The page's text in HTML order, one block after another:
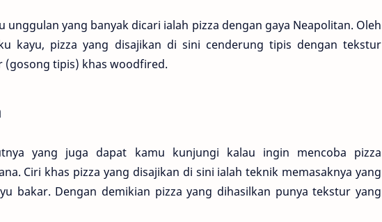
unggulan yang banyak dicari ialah pizza dengan gaya Neapolitan. Oleh
kayu, pizza yang disajikan di sini cenderung tipis dengan tekstur
(gosong tipis) khas woodfired.
yang juga dapat kamu kunjungi kalau ingin mencoba pizza
Ciri khas pizza yang disajikan di sini ialah teknik memasaknya yang
bakar. Dengan demikian pizza yang dihasilkan punya tekstur yang